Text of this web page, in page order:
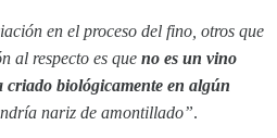
en el proceso del fino, otros que
al respecto es que no es un vino
criado biológicamente en algún
nariz de amontillado”.